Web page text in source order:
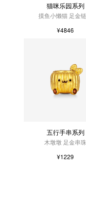
猫咪乐园系列
摸鱼小懒猫 足金
¥4846
五行手串系列
木墩墩 足金串珠
¥1229